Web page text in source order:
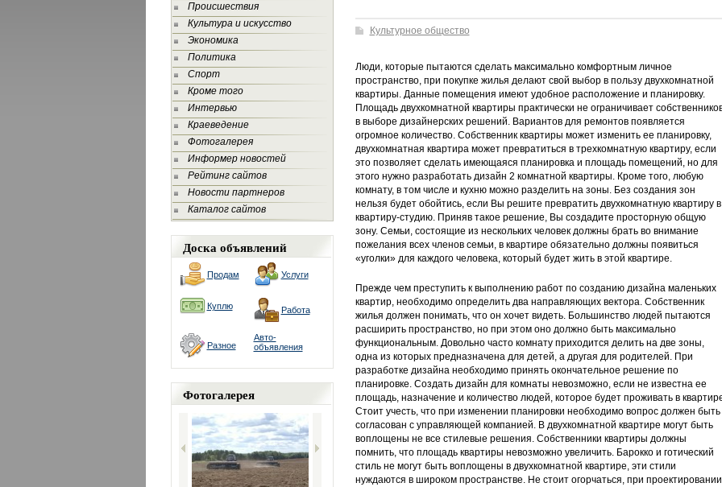
Происшествия
Культура и искусство
Экономика
Политика
Спорт
Кроме того
Интервью
Краеведение
Фотогалерея
Информер новостей
Рейтинг сайтов
Новости партнеров
Каталог сайтов
Доска объявлений
Продам Услуги
Куплю Работа
Разное
Авто-
объявления
Фотогалерея
Культурное общество
Люди, которые пытаются сделать максимально комфортным личное
пространство, при покупке жилья делают свой выбор в пользу двухкомнатной
квартиры. Данные помещения имеют удобное расположение и планировку.
Площадь двухкомнатной квартиры практически не ограничивает
в выборе дизайнерских решений. Вариантов для ремонтов появляется
огромное количество. Собственник квартиры может изменить ее планировку,
двухкомнатная квартира может превратиться в трехкомнатную квартиру, если
это позволяет сделать имеющаяся планировка и площадь помещений, но для
этого нужно разработать дизайн 2 комнатной квартиры. Кроме того, любую
комнату, в том числе и кухню можно разделить на зоны. Без создания зон
нельзя будет обойтись, если Вы решите превратить двухкомнатную квартиру в
квартиру-студию. Приняв такое решение, Вы создадите просторную общую
зону. Семьи, состоящие из нескольких человек должны брать во внимание
пожелания всех членов семьи, в квартире обязательно должны появиться
«уголки» для каждого человека, который будет жить в этой квартире.
Прежде чем преступить к выполнению работ по созданию дизайна маленьких
квартир, необходимо определить два направляющих вектора. Собственник
жилья должен понимать, что он хочет видеть. Большинство людей пытаются
расширить пространство, но при этом оно должно быть максимально
функциональным. Довольно часто комнату приходится делить на две зоны,
одна из которых предназначена для детей, а другая для родителей. При
разработке дизайна необходимо принять окончательное решение по
планировке. Создать дизайн для комнаты невозможно, если не известна ее
площадь, назначение и количество людей, которое будет проживать в
Стоит учесть, что при изменении планировки необходимо вопрос должен быть
согласован с управляющей компанией. В двухкомнатной квартире могут быть
воплощены не все стилевые решения. Собственники квартиры должны
помнить, что площадь квартиры невозможно увеличить. Барокко и готический
стиль не могут быть воплощены в двухкомнатной квартире, эти стили
нуждаются в широком пространстве. Не стоит огорчаться, при проектировании